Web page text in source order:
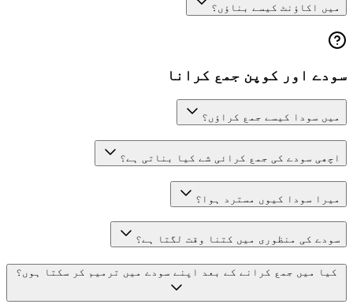
میں اکاؤنٹ کیسے بناؤں؟
سودے اور کوپن جمع کرانا
میں سودا کیسے جمع کراؤں؟
اچھی سودے کی جمع کرائی شے کیا بناتی ہے؟
میرا سودا کیوں مسترد ہوا؟
سودے کی منظوری میں کتنا وقت لگتا ہے؟
کیا میں جمع کرانے کے بعد اپنے سودے میں ترمیم کر سکتا ہوں؟